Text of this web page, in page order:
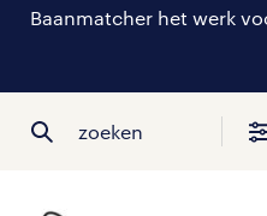
Baanmatcher het werk
zoeken